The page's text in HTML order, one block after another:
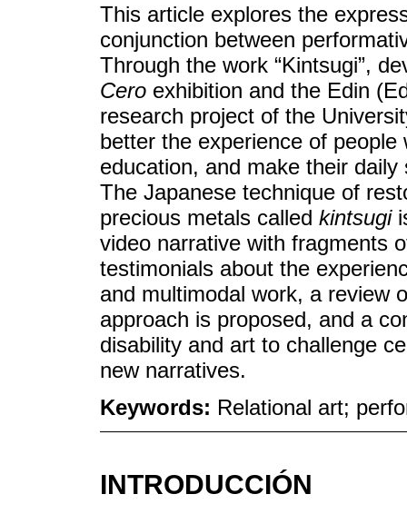
This article explores the
conjunction between
Through the work “Kintsugi”,
Cero exhibition and the Edin
research project of the
better the experience of
education, and make their
The Japanese technique of
precious metals called kintsugi
video narrative with fragments
testimonials about the
and multimodal work, a review
approach is proposed, and a
disability and art to challenge
new narratives.
Keywords: Relational art;
INTRODUCCIÓN